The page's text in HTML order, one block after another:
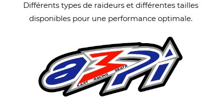
Différents types de raideurs et différentes tailles
disponibles pour une performance optimale.